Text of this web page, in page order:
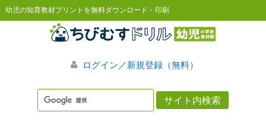
幼児の知育教材プリントを無料ダウンロード・印刷
ログイン／新規登録（無料）